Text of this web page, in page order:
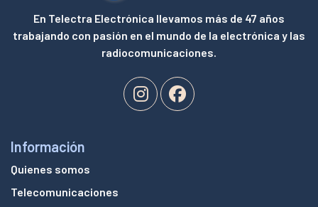
En Telectra Electrónica llevamos más de 47 años
trabajando con pasión en el mundo de la electrónica y las
radiocomunicaciones.
Información
Quienes somos
Telecomunicaciones